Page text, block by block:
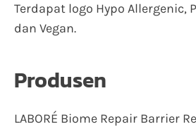
Terdapat logo Hypo Allergenic,
dan Vegan.
Produsen
LABORÉ Biome Repair Barrier